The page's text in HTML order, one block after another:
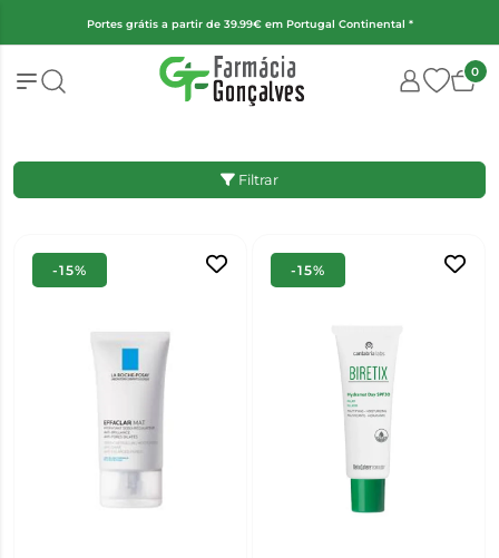
(Exceto fraldas, alimentação infantil e encomendas superiores a
0
Filtrar
-15% -15%